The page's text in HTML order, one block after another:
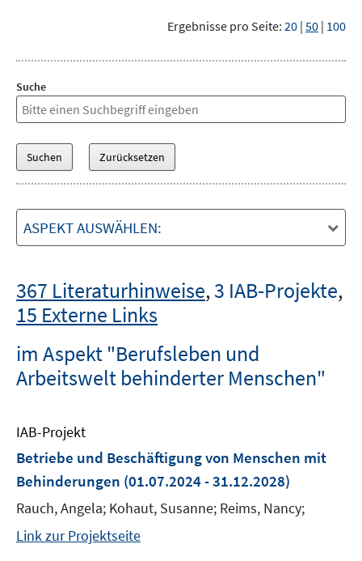
Ergebnisse pro Seite: 20 | 50 | 100
Suche
ASPEKT AUSWÄHLEN:
367 Literaturhinweise,3 IAB-Projekte,
15 Externe Links
im Aspekt "Berufsleben und
Arbeitswelt behinderter Menschen"
IAB-Projekt
Betriebe und Beschäftigung von Menschen mit
Behinderungen (01.07.2024 - 31.12.2028)
Rauch, Angela; Kohaut, Susanne; Reims, Nancy;
Link zur Projektseite